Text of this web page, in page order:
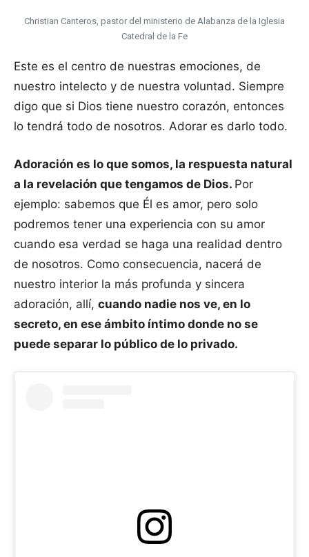
Christian Canteros, pastor del ministerio de Alabanza de la Iglesia
Catedral de la Fe
Este es el centro de nuestras emociones, de
nuestro intelecto y de nuestra voluntad. Siempre
digo que si Dios tiene nuestro corazón, entonces
lo tendrá todo de nosotros. Adorar es darlo todo.
Adoración es lo que somos, la respuesta natural
a la revelación que tengamos de Dios. Por
ejemplo: sabemos que Él es amor, pero solo
podremos tener una experiencia con su amor
cuando esa verdad se haga una realidad dentro
de nosotros. Como consecuencia, nacerá de
nuestro interior la más profunda y sincera
adoración, allí, cuando nadie nos ve, en lo
secreto, en ese ámbito íntimo donde no se
puede separar lo público de lo privado.